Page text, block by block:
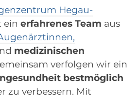
Hegau-
ein erfahrenes Team aus
medizinischen
verfolgen wir ein
bestmöglich
zu verbessern. Mit